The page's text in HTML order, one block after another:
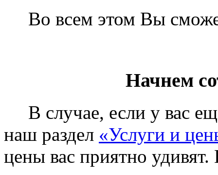
Во всем этом Вы
Начнем
В случае, если у вас
наш раздел «Услуги и
цены вас приятно